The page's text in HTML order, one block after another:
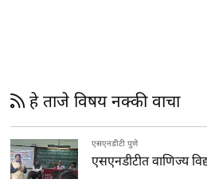
हे ताजे विषय नक्की वाचा
एसएनडीटी पुणे
एसएनडीटीत वाणिज्य